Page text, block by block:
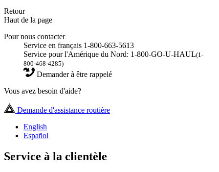
Retour
Haut de la page
Pour nous contacter
Service en français 1-800-663-5613
Service pour l'Amérique du Nord: 1-800-GO-U-HAUL(1-
800-468-4285)
Demander à être rappelé
Vous avez besoin d'aide?
Demande d'assistance routière
English
Español
Service à la clientèle